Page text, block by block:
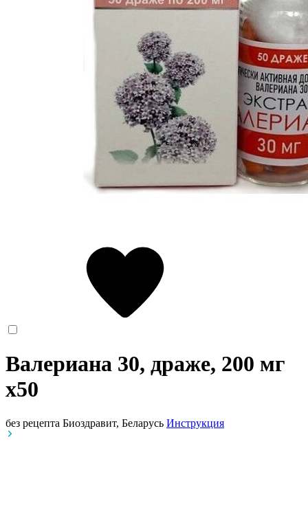
Валериана 30, драже, 200 мг
x50
без рецепта Биоздравит, Беларусь Инструкция